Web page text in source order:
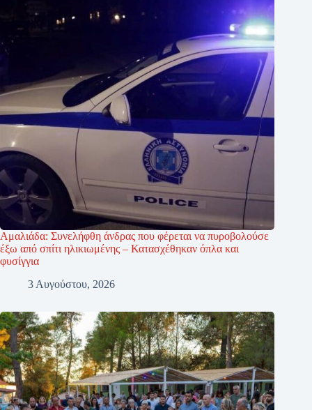
Αμαλιάδα: Συνελήφθη άνδρας που φέρεται να πυροβολούσε
έξω από σπίτι ηλικιωμένης – Κατασχέθηκαν όπλα και
φυσίγγια
3 Αυγούστου, 2026